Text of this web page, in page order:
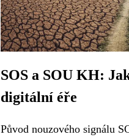
SOS a SOU KH:
digitální éře
Původ nouzového signálu